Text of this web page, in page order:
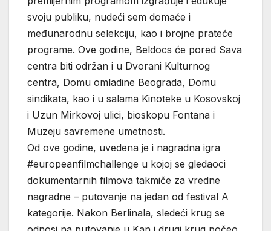
svoju publiku, nudeći sem domaće i
međunarodnu selekciju, kao i brojne prateće
programe. Ove godine, Beldocs će pored Sava
centra biti održan i u Dvorani Kulturnog
centra, Domu omladine Beograda, Domu
sindikata, kao i u salama Kinoteke u Kosovskoj
i Uzun Mirkovoj ulici, bioskopu Fontana i
Muzeju savremene umetnosti.
Od ove godine, uvedena je i nagradna igra
#europeanfilmchallenge u kojoj se gledaoci
dokumentarnih filmova takmiče za vredne
nagradne – putovanje na jedan od festival A
kategorije. Nakon Berlinala, sledeći krug se